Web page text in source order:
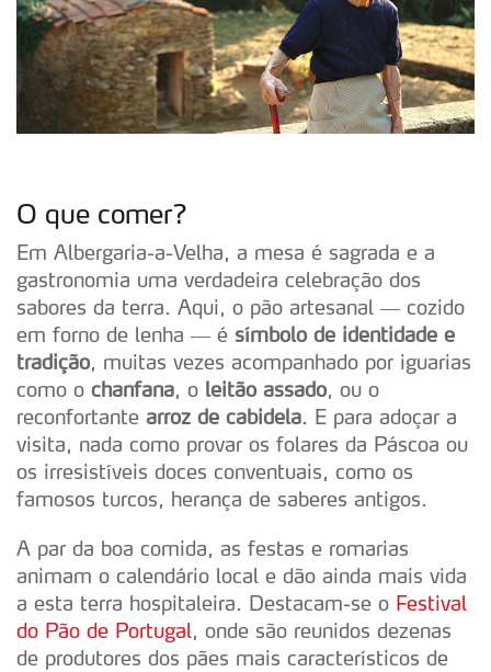
O que comer?
Em Albergaria-a-Velha, a mesa é sagrada e a
gastronomia uma verdadeira celebração dos
sabores da terra. Aqui, o pão artesanal — cozido
em forno de lenha — é símbolo de identidade e
tradição, muitas vezes acompanhado por iguarias
como o chanfana, o leitão assado, ou o
reconfortante arroz de cabidela. E para adoçar a
visita, nada como provar os folares da Páscoa ou
os irresistíveis doces conventuais, como os
famosos turcos, herança de saberes antigos.
A par da boa comida, as festas e romarias
animam o calendário local e dão ainda mais vida
a esta terra hospitaleira. Destacam-se o Festival
do Pão de Portugal, onde são reunidos dezenas
de produtores dos pães mais característicos de